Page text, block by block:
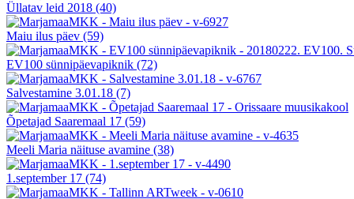
Üllatav leid 2018 (40)
Maiu ilus päev (59)
EV100 sünnipäevapiknik (72)
Salvestamine 3.01.18 (7)
Õpetajad Saaremaal 17 (59)
Meeli Maria näituse avamine (38)
1.september 17 (74)